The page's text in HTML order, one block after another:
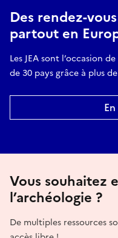
Des rendez-
partout en
Les JEA sont l’occasion
de 30 pays grâce à plus
Vous souhaitez
l’archéologie ?
De multiples ressources